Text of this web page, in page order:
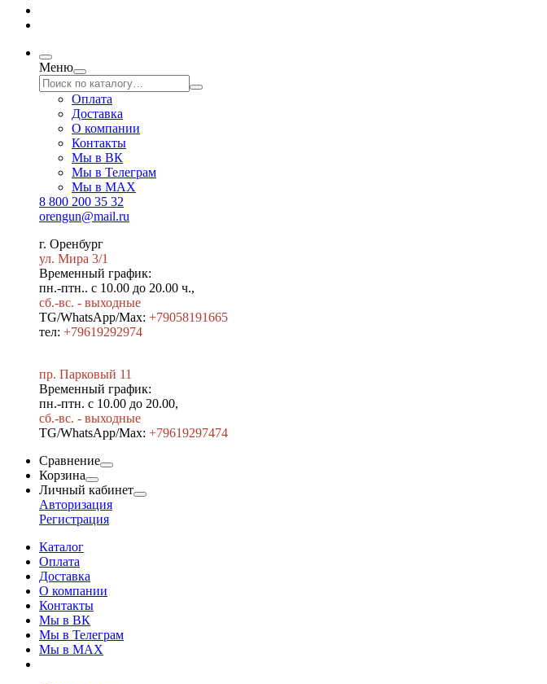
Меню
Оплата
Доставка
О компании
Контакты
Мы в ВК
Мы в Телеграм
Мы в МAX
8 800 200 35 32
orengun@mail.ru
г. Оренбург
ул. Мира 3/1
Временный график:
пн.-птн.. с 10.00 до 20.00 ч.,
сб.-вс. - выходные
TG/WhatsApp/Max: +79058191665
тел: +79619292974
пр. Парковый 11
Временный график:
пн.-птн. с 10.00 до 20.00,
сб.-вс. - выходные
TG/WhatsApp/Max: +79619297474
Сравнение
Корзина
Личный кабинет
Авторизация
Регистрация
Каталог
Оплата
Доставка
О компании
Контакты
Мы в ВК
Мы в Телеграм
Мы в МAX